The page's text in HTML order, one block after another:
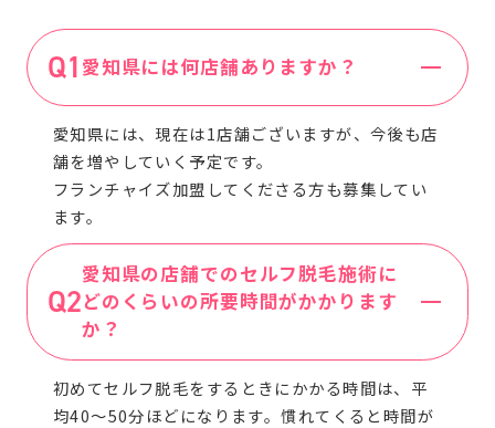
愛知県には何店舗ありますか？
愛知県には、現在は1店舗ございますが、今後も店
舗を増やしていく予定です。
フランチャイズ加盟してくださる方も募集してい
ます。
愛知県の店舗でのセルフ脱毛施術に
どのくらいの所要時間がかかります
か？
初めてセルフ脱毛をするときにかかる時間は、平
均40〜50分ほどになります。慣れてくると時間が